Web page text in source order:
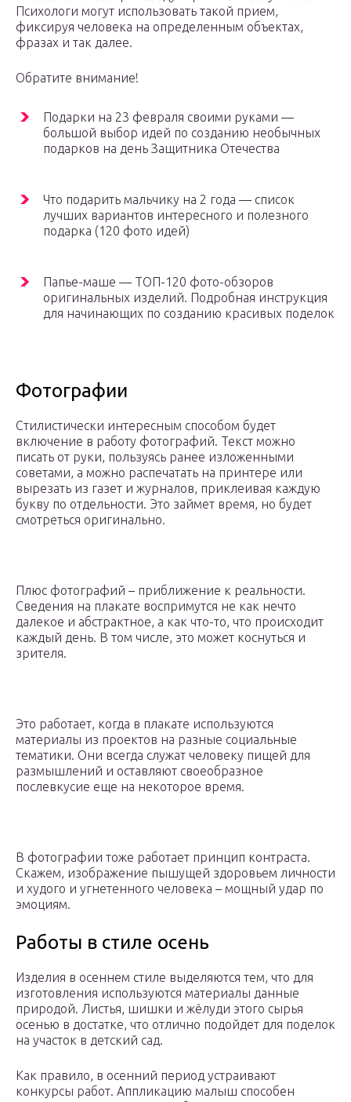
Психологи могут использовать такой прием,
фиксируя человека на определенным объектах,
фразах и так далее.
Обратите внимание!
Подарки на 23 февраля своими руками —
большой выбор идей по созданию необычных
подарков на день Защитника Отечества
Что подарить мальчику на 2 года — список
лучших вариантов интересного и полезного
подарка (120 фото идей)
Папье-маше — ТОП-120 фото-обзоров
оригинальных изделий. Подробная инструкция
для начинающих по созданию красивых поделок
Фотографии
Стилистически интересным способом будет
включение в работу фотографий. Текст можно
писать от руки, пользуясь ранее изложенными
советами, а можно распечатать на принтере или
вырезать из газет и журналов, приклеивая каждую
букву по отдельности. Это займет время, но будет
смотреться оригинально.
Плюс фотографий – приближение к реальности.
Сведения на плакате воспримутся не как нечто
далекое и абстрактное, а как что-то, что происходит
каждый день. В том числе, это может коснуться и
зрителя.
Это работает, когда в плакате используются
материалы из проектов на разные социальные
тематики. Они всегда служат человеку пищей для
размышлений и оставляют своеобразное
послевкусие еще на некоторое время.
В фотографии тоже работает принцип контраста.
Скажем, изображение пышущей здоровьем личности
и худого и угнетенного человека – мощный удар по
эмоциям.
Работы в стиле осень
Изделия в осеннем стиле выделяются тем, что для
изготовления используются материалы данные
природой. Листья, шишки и жёлуди этого сырья
осенью в достатке, что отлично подойдет для поделок
на участок в детский сад.
Как правило, в осенний период устраивают
конкурсы работ. Аппликацию малыш способен